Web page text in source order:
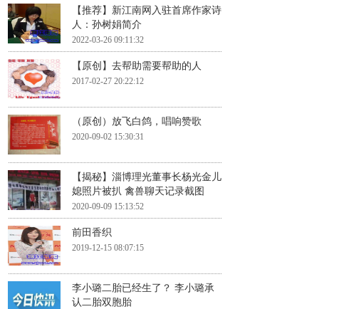
【推荐】新江南网入驻首席作家诗
人：孙树娟简介
2022-03-26 09:11:32
【原创】去帮助需要帮助的人
2017-02-27 20:22:12
（原创）放飞白鸽，唱响赞歌
2020-09-02 15:30:31
【揭秘】淄博理光董事长杨光金儿
媳照片被扒 禽兽聊天记录截图
2020-09-09 15:13:52
前田香织
2019-12-15 08:07:15
李小璐二胎已经生了？ 李小璐承
认二胎双胞胎